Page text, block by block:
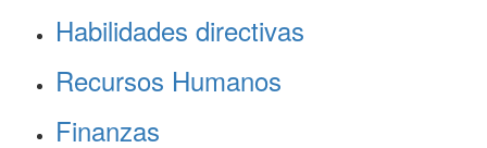
Habilidades directivas
Recursos Humanos
Finanzas